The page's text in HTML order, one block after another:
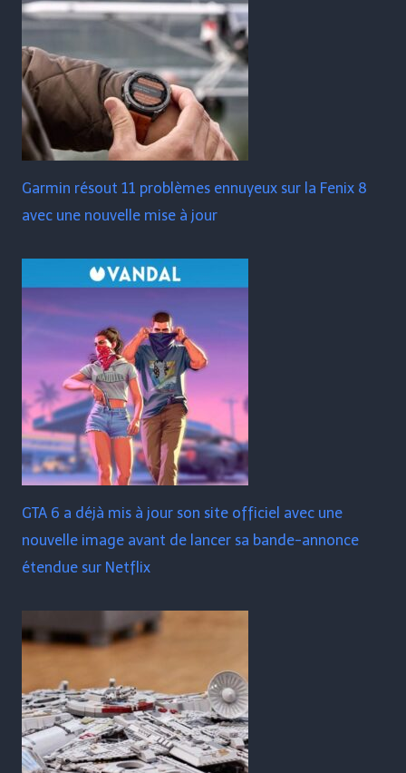
Garmin résout 11 problèmes ennuyeux sur la Fenix ​​​​8
avec une nouvelle mise à jour
GTA 6 a déjà mis à jour son site officiel avec une
nouvelle image avant de lancer sa bande-annonce
étendue sur Netflix